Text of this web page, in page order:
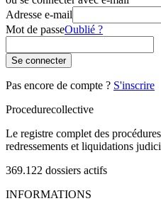
Adresse e-mail
Mot de passeOublié ?
Se connecter
Pas encore de compte ? S'inscrire
Procedurecollective
Le registre complet des
redressements et liquidations
369.122 dossiers actifs
INFORMATIONS